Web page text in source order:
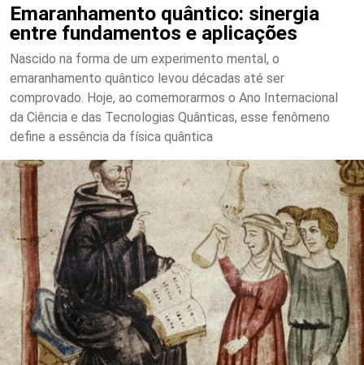
Emaranhamento quântico: sinergia
entre fundamentos e aplicações
Nascido na forma de um experimento mental, o
emaranhamento quântico levou décadas até ser
comprovado. Hoje, ao comemorarmos o Ano Internacional
da Ciência e das Tecnologias Quânticas, esse fenômeno
define a essência da física quântica